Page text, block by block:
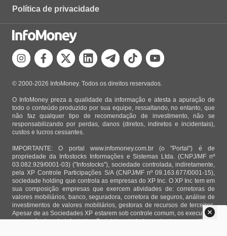
Política de privacidade
© 2000-2026 InfoMoney. Todos os direitos reservados.
O InfoMoney preza a qualidade da informação e atesta a apuração de
todo o conteúdo produzido por sua equipe, ressaltando, no entanto, que
não faz qualquer tipo de recomendação de investimento, não se
responsabilizando por perdas, danos (diretos, indiretos e incidentais),
custos e lucros cessantes.
IMPORTANTE: O portal www.infomoney.com.br (o "Portal") é de
propriedade da Infostocks Informações e Sistemas Ltda. (CNPJ/MF nº
03.082.929/0001-03) ("Infostocks"), sociedade controlada, indiretamente,
pela XP Controle Participações S/A (CNPJ/MF nº 09.163.677/0001-15),
sociedade holding que controla as empresas do XP Inc. O XP Inc tem em
sua composição empresas que exercem atividades de: corretoras de
valores mobiliários, banco, seguradora, corretora de seguros, análise de
investimentos de valores mobiliários, gestoras de recursos de terceiros.
Apesar de as Sociedades XP estarem sob controle comum, os executivos
responsáveis pela Infostocks são totalmente independentes e as notícias,